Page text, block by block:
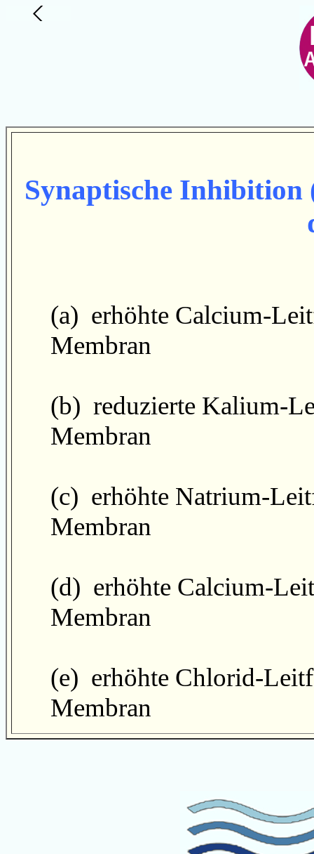
Synaptische
(a) erhöhte Calcium-
Membran
(b) reduzierte Kalium-
Membran
(c) erhöhte Natrium-
Membran
(d) erhöhte Calcium-
Membran
(e) erhöhte Chlorid-
Membran